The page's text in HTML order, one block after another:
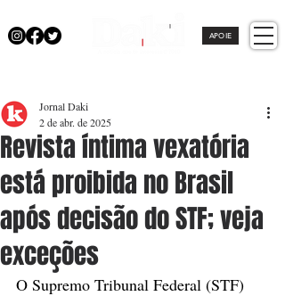
APOIE
Revista íntima vexatória
está proibida no Brasil
após decisão do STF; veja
exceções
Jornal Daki
2 de abr. de 2025
O Supremo Tribunal Federal (STF)